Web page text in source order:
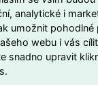
přibližně 10
větších ploch.
systému je69 W,
analytické i
umožnit pohodlné
webu i vás
snadno upravit